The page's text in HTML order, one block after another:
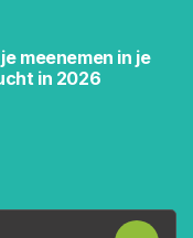
meenemen in je
in 2026